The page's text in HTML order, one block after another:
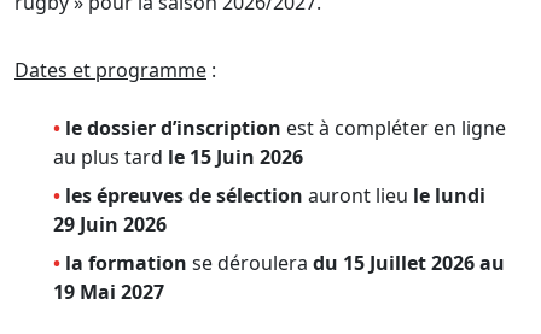
Dates et programme :
le dossier d’inscription est à compléter en ligne
au plus tard le 15 Juin 2026
les épreuves de sélection auront lieu le lundi
29 Juin 2026
la formation se déroulera du 15 Juillet 2026 au
19 Mai 2027